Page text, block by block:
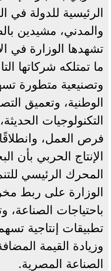
الرئيسية للدولة في
والمدني، مشيدين
تشهدها الوزارة في
ما تمتلكه شركاتها
وتصنيعية متطورة
الوطنية، وتعميق
التكنولوجيات
فرص العمل،
الإنتاج الحربي بأن
المحرك الرئيسي
الوزارة على ربط
باحتياجات الصناعة،
تطبيقات إنتاجية
وزيادة القيمة
الصناعة المصرية.